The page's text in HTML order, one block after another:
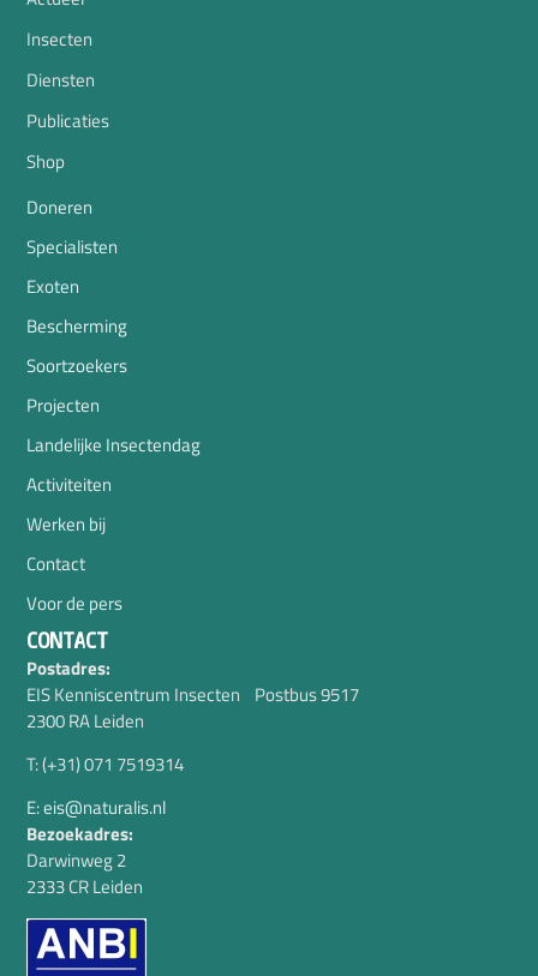
Insecten
Diensten
Publicaties
Shop
Doneren
Specialisten
Exoten
Bescherming
Soortzoekers
Projecten
Landelijke Insectendag
Activiteiten
Werken bij
Contact
Voor de pers
CONTACT
Postadres:
EIS Kenniscentrum Insecten Postbus 9517
2300 RA Leiden
T: (+31) 071 7519314
E: eis@naturalis.nl
Bezoekadres:
Darwinweg 2
2333 CR Leiden